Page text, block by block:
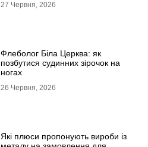
27 Червня, 2026
Флеболог Біла Церква: як
позбутися судинних зірочок на
ногах
26 Червня, 2026
Які плюси пропонують вироби із